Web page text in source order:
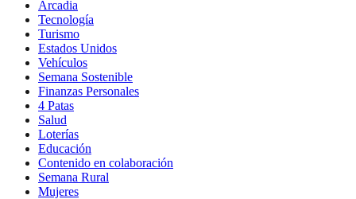
Arcadia
Tecnología
Turismo
Estados Unidos
Vehículos
Semana Sostenible
Finanzas Personales
4 Patas
Salud
Loterías
Educación
Contenido en colaboración
Semana Rural
Mujeres